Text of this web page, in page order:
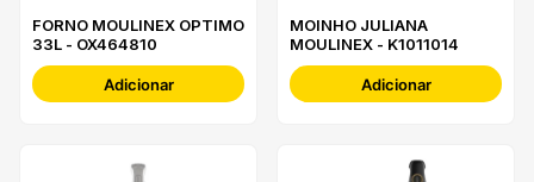
FORNO MOULINEX OPTIMO
33L - OX464810
Adicionar
MOINHO JULIANA
MOULINEX - K1011014
Adicionar